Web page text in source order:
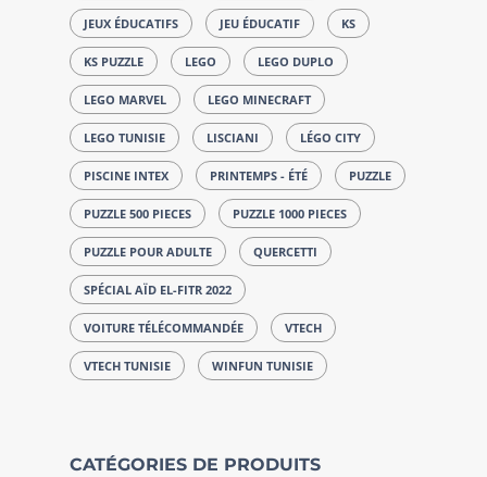
JEUX ÉDUCATIFS JEU ÉDUCATIF KS
KS PUZZLE LEGO LEGO DUPLO
LEGO MARVEL LEGO MINECRAFT
LEGO TUNISIE LISCIANI LÉGO CITY
PISCINE INTEX PRINTEMPS - ÉTÉ PUZZLE
PUZZLE 500 PIECES PUZZLE 1000 PIECES
PUZZLE POUR ADULTE QUERCETTI
SPÉCIAL AÏD EL-FITR 2022
VOITURE TÉLÉCOMMANDÉE VTECH
VTECH TUNISIE WINFUN TUNISIE
CATÉGORIES DE PRODUITS